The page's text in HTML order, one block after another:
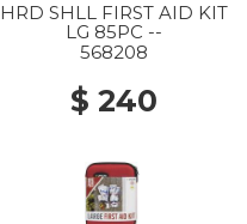
HRD SHLL FIRST AID KIT
LG 85PC --
568208
$ 240